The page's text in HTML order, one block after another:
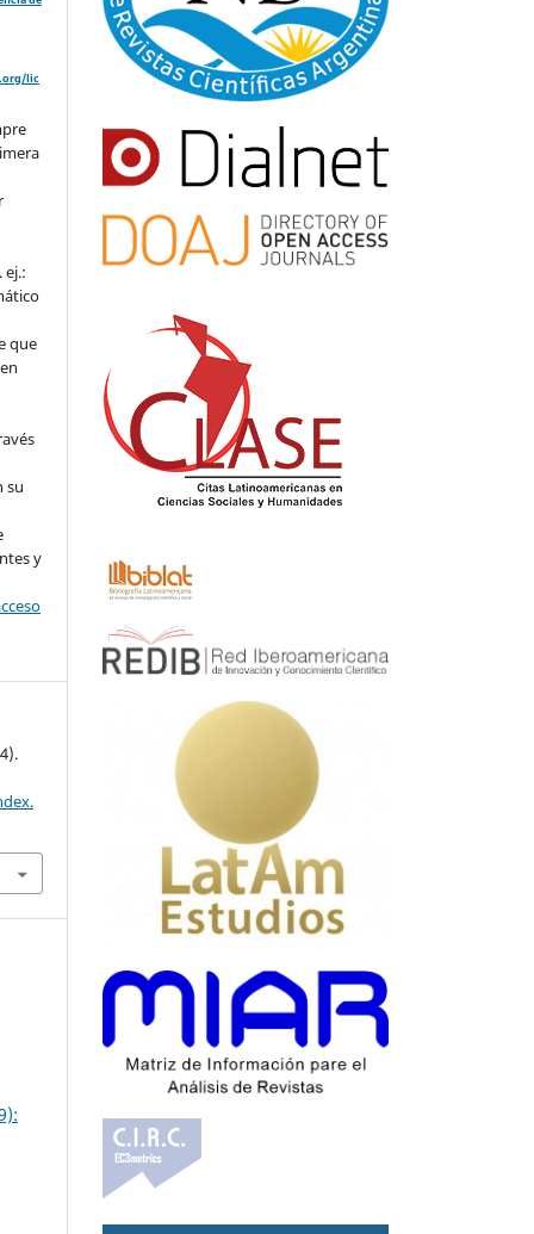
lic
ej.:
que
su
y